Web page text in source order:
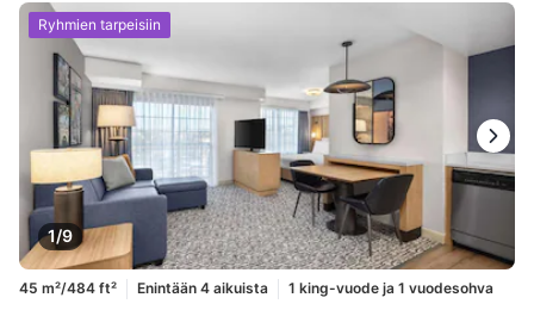
1/9
Ryhmien tarpeisiin
45 m²/484 ft² Enintään 4 aikuista 1 king-vuode ja 1 vuodesohva